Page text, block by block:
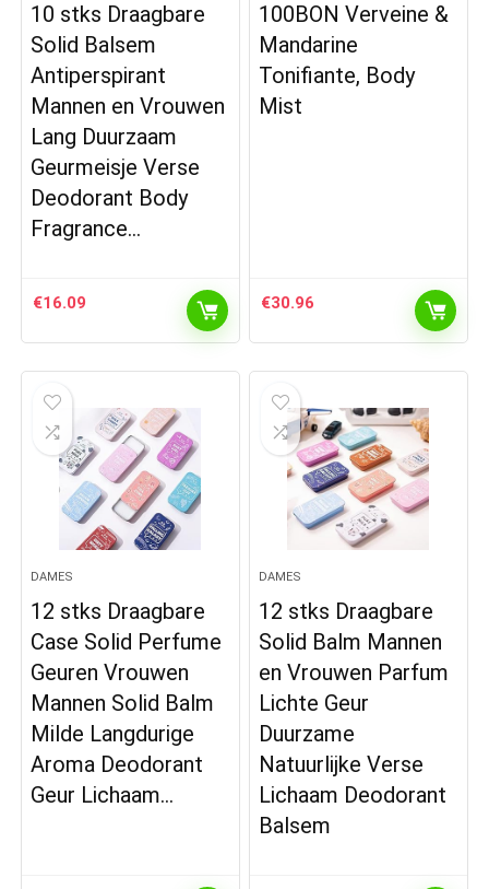
10 stks Draagbare
Solid Balsem
Antiperspirant
Mannen en Vrouwen
Lang Duurzaam
Geurmeisje Verse
Deodorant Body
Fragrance…
€16.09
100BON Verveine &
Mandarine
Tonifiante, Body
Mist
€30.96
DAMES
12 stks Draagbare
Case Solid Perfume
Geuren Vrouwen
Mannen Solid Balm
Milde Langdurige
Aroma Deodorant
Geur Lichaam…
DAMES
12 stks Draagbare
Solid Balm Mannen
en Vrouwen Parfum
Lichte Geur
Duurzame
Natuurlijke Verse
Lichaam Deodorant
Balsem